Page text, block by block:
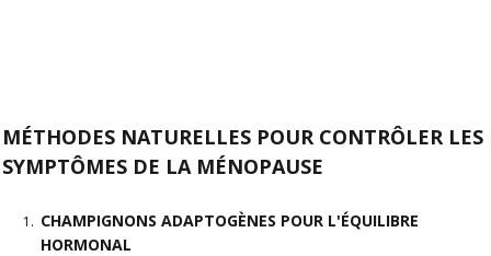
MÉTHODES NATURELLES POUR CONTRÔLER LES
SYMPTÔMES DE LA MÉNOPAUSE
CHAMPIGNONS ADAPTOGÈNES POUR L'ÉQUILIBRE
HORMONAL